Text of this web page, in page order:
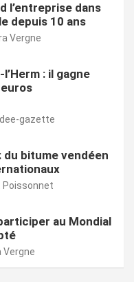
l’entreprise dans
depuis 10 ans
Vergne
: il gagne
gazette
du bitume vendéen
Poissonnet
au Mondial
Vergne